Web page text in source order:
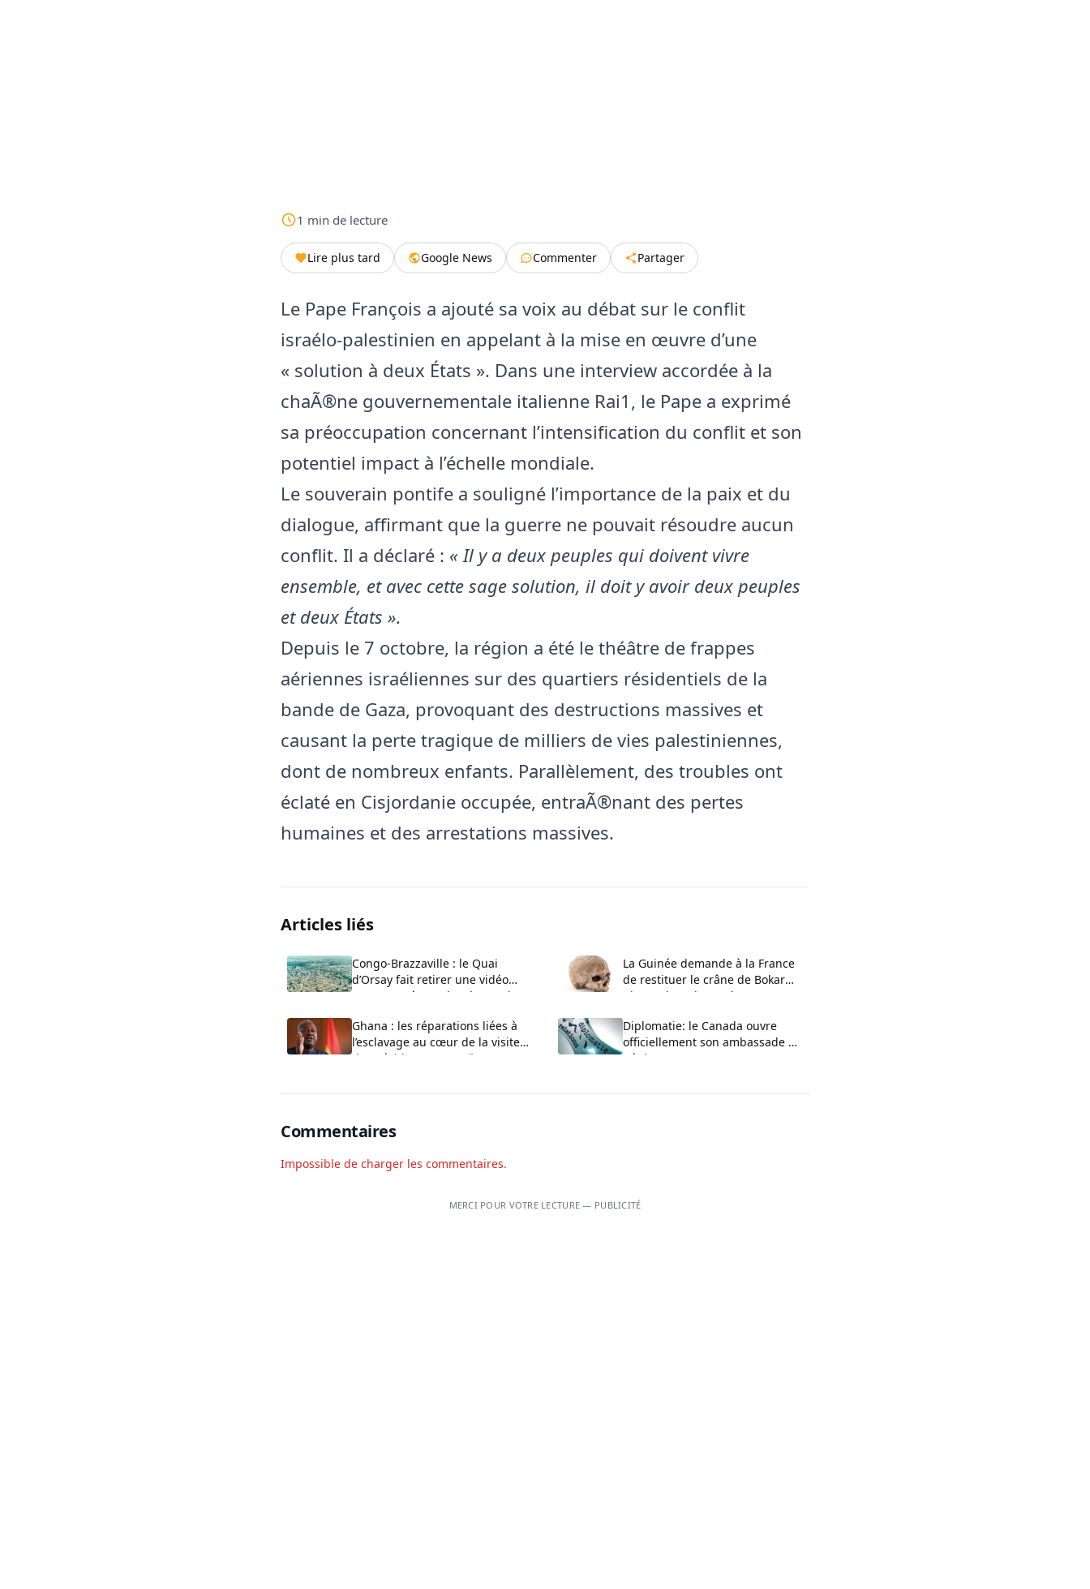
1 min de lecture
Lire plus tard Google News Commenter Partager
Le Pape François a ajouté sa voix au débat sur le conflit
israélo-palestinien en appelant à la mise en œuvre d’une
« solution à deux États ». Dans une interview accordée à la
chaÃ®ne gouvernementale italienne Rai1, le Pape a exprimé
sa préoccupation concernant l’intensification du conflit et son
potentiel impact à l’échelle mondiale.
Le souverain pontife a souligné l’importance de la paix et du
dialogue, affirmant que la guerre ne pouvait résoudre aucun
conflit. Il a déclaré : « Il y a deux peuples qui doivent vivre
ensemble, et avec cette sage solution, il doit y avoir deux peuples
et deux États ».
Depuis le 7 octobre, la région a été le théâtre de frappes
aériennes israéliennes sur des quartiers résidentiels de la
bande de Gaza, provoquant des destructions massives et
causant la perte tragique de milliers de vies palestiniennes,
dont de nombreux enfants. Parallèlement, des troubles ont
éclaté en Cisjordanie occupée, entraÃ®nant des pertes
humaines et des arrestations massives.
Articles liés
Congo-Brazzaville : le Quai
d’Orsay fait retirer une vidéo
controversée sur les demandes
La Guinée demande à la France
de restituer le crâne de Bokar
Biro et de trois proches
Ghana : les réparations liées à
l’esclavage au cœur de la visite
du président en Jamaïque
Diplomatie: le Canada ouvre
officiellement son ambassade au
Bénin
Commentaires
Impossible de charger les commentaires.
MERCI POUR VOTRE LECTURE — PUBLICITÉ